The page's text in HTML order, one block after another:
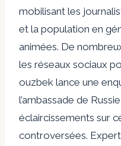
mobilisant les
et la population en
animées. De
les réseaux sociaux
ouzbek lance une
l’ambassade de
éclaircissements sur
controversées.